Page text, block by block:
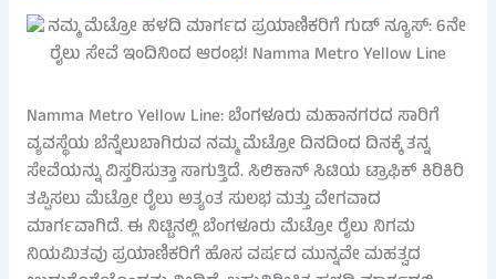
Namma Metro Yellow Line: ಬೆಂಗಳೂರು ಮಹಾನಗರದ ಸಾರಿಗೆ
ವ್ಯವಸ್ಥೆಯ ಬೆನ್ನೆಲುಬಾಗಿರುವ ನಮ್ಮ ಮೆಟ್ರೋ ದಿನದಿಂದ ದಿನಕ್ಕೆ ತನ್ನ
ಸೇವೆಯನ್ನು ವಿಸ್ತರಿಸುತ್ತಾ ಸಾಗುತ್ತಿದೆ. ಸಿಲಿಕಾನ್ ಸಿಟಿಯ ಟ್ರಾಫಿಕ್ ಕಿರಿಕಿರಿ
ತಪ್ಪಿಸಲು ಮೆಟ್ರೋ ರೈಲು ಅತ್ಯಂತ ಸುಲಭ ಮತ್ತು ವೇಗವಾದ
ಮಾರ್ಗವಾಗಿದೆ. ಈ ನಿಟ್ಟಿನಲ್ಲಿ ಬೆಂಗಳೂರು ಮೆಟ್ರೋ ರೈಲು ನಿಗಮ
ನಿಯಮಿತವು ಪ್ರಯಾಣಿಕರಿಗೆ ಹೊಸ ವರ್ಷದ ಮುನ್ನವೇ ಮಹತ್ವದ